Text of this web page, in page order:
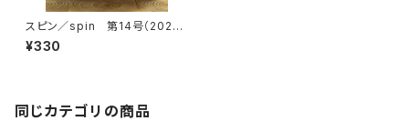
スピン／spin 第14号（2026
年1月号）
¥330
同じカテゴリの商品